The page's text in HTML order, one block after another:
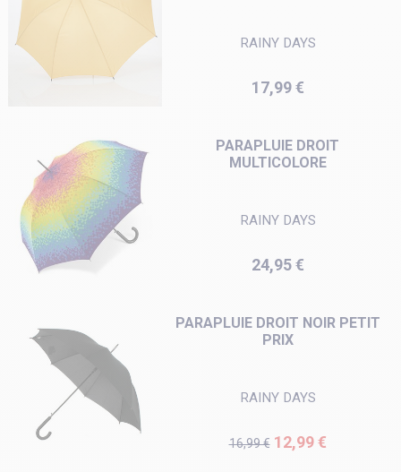
RAINY DAYS
Prix
17,99 €
PARAPLUIE DROIT
MULTICOLORE
RAINY DAYS
Prix
24,95 €
PARAPLUIE DROIT NOIR PETIT
PRIX
RAINY DAYS
Prix de base
16,99 € Prix
12,99 €